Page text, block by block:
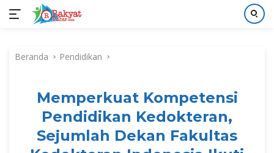
kontenBeranda Pendidikan
Memperkuat Kompetensi
Pendidikan Kedokteran,
Sejumlah Dekan Fakultas